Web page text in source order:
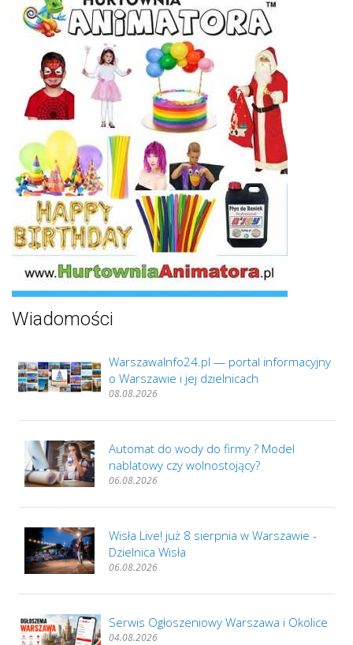
Wiadomości
WarszawaInfo24.pl — portal informacyjny
o Warszawie i jej dzielnicach
08.08.2026
Automat do wody do firmy ? Model
nablatowy czy wolnostojący?
06.08.2026
Wisła Live! już 8 sierpnia w Warszawie -
Dzielnica Wisła
06.08.2026
Serwis Ogłoszeniowy Warszawa i Okolice
04.08.2026